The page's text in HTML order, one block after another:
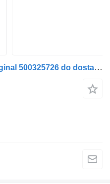
Lusterko boczne IVECO Original 500325726 do dostawczego IVECO DAILY